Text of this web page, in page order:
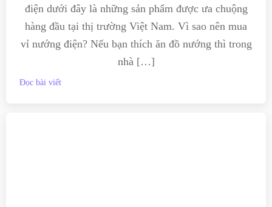
điện dưới đây là những sản phẩm được ưa chuộng
hàng đầu tại thị trường Việt Nam. Vì sao nên mua
vỉ nướng điện? Nếu bạn thích ăn đồ nướng thì trong
nhà […]
Đọc bài viết